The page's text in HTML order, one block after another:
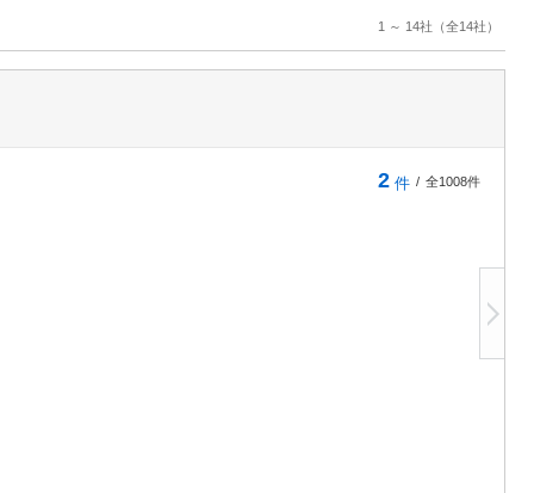
1 ～ 14社 （全14社）
2 件 / 全1008件